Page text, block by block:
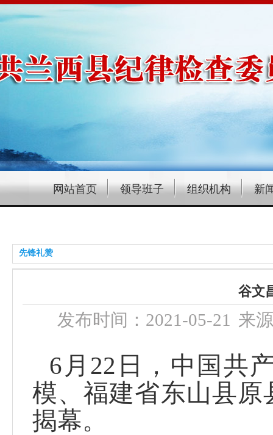
网站首页 领导班子 组织机构 新
先锋礼赞
谷文
发布时间：2021-05-21 来
6月22日，中国共
模、福建省东山县
揭幕。